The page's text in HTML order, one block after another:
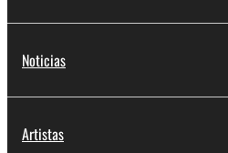
Noticias
Artistas